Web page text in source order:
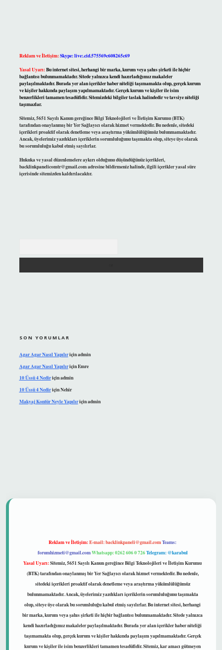
Reklam ve İletişim:Skype: live:.cid.575569c608265c69
Yasal Uyarı:Bu internet sitesi, herhangi bir marka, kurum veya şahıs şirketi ile hiçbir
bağlantısı bulunmamaktadır. Sitede yalnızca kendi hazırladığımız makaleler
paylaşılmaktadır. Burada yer alan içerikler haber niteliği taşımamakta olup, gerçek kurum
ve kişiler hakkında paylaşım yapılmamaktadır. Gerçek kurum ve kişiler ile isim
benzerlikleri tamamen tesadüfidir. Sitemizdeki bilgiler taslak halindedir ve tavsiye niteliği
taşımazlar.
Sitemiz, 5651 Sayılı Kanun gereğince Bilgi Teknolojileri ve İletişim Kurumu (BTK)
tarafından onaylanmış bir Yer Sağlayıcı olarak hizmet vermektedir. Bu nedenle, sitedeki
içerikleri proaktif olarak denetleme veya araştırma yükümlülüğümüz bulunmamaktadır.
Ancak, üyelerimiz yazdıkları içeriklerin sorumluluğunu taşımakta olup, siteye üye olarak
bu sorumluluğu kabul etmiş sayılırlar.
Hukuka ve yasal düzenlemelere aykırı olduğunu düşündüğünüz içerikleri,
backlinkpanelicomtr@gmail.comadresine bildirmeniz halinde, ilgili içerikler yasal süre
içerisinde sitemizden kaldırılacaktır.
SON YORUMLAR
Agar Agar Nasıl Yapılıriçinadmin
Agar Agar Nasıl YapılıriçinEmre
10 Üssü 4 Nediriçinadmin
10 Üssü 4 NediriçinNehir
Makyaj Kontür Neyle Yapılıriçinadmin
Reklam ve İletişim:E-mail:backlinkpaneli@gmail.comTeams:
forumhizmeti@gmail.comWhatsapp: 0262 606 0 726Telegram: @karabul
Yasal Uyarı:Sitemiz, 5651 Sayılı Kanun gereğince Bilgi Teknolojileri ve İletişim Kurumu
(BTK) tarafından onaylanmış bir Yer Sağlayıcı olarak hizmet vermektedir. Bu nedenle,
sitedeki içerikleri proaktif olarak denetleme veya araştırma yükümlülüğümüz
bulunmamaktadır. Ancak, üyelerimiz yazdıkları içeriklerin sorumluluğunu taşımakta
olup, siteye üye olarak bu sorumluluğu kabul etmiş sayılırlar. Bu internet sitesi, herhangi
bir marka, kurum veya şahıs şirketi ile hiçbir bağlantısı bulunmamaktadır. Sitede yalnızca
kendi hazırladığımız makaleler paylaşılmaktadır. Burada yer alan içerikler haber niteliği
taşımamakta olup, gerçek kurum ve kişiler hakkında paylaşım yapılmamaktadır. Gerçek
kurum ve kişiler ile isim benzerlikleri tamamen tesadüfidir. Sitemiz, kar amacı gütmeyen